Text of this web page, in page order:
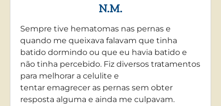
N.M.
Sempre tive hematomas nas pernas e
quando me queixava falavam que tinha
batido dormindo ou que eu havia batido e
não tinha percebido. Fiz diversos tratamentos
para melhorar a celulite e
tentar emagrecer as pernas sem obter
resposta alguma e ainda me culpavam.